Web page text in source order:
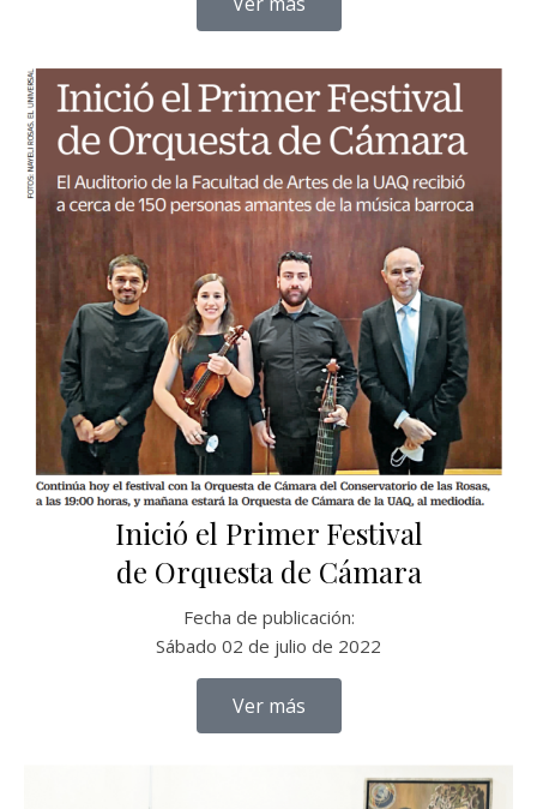
Inició el Primer Festival
de Orquesta de Cámara
Fecha de publicación:
Sábado 02 de julio de 2022
Ver más